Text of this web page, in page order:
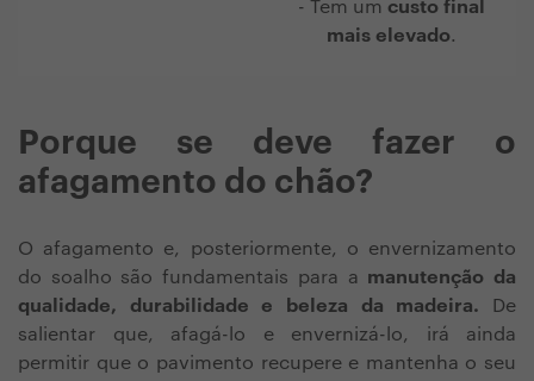
- Tem um custo final
mais elevado.
Porque se deve fazer o
afagamento do chão?
O afagamento e, posteriormente, o envernizamento
do soalho são fundamentais para a manutenção da
qualidade, durabilidade e beleza da madeira.
De
salientar que, afagá-lo e envernizá-lo, irá ainda
permitir que o pavimento recupere e mantenha o seu